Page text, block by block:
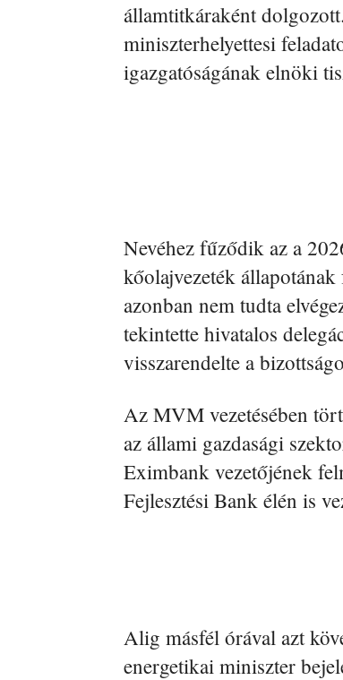
államtitkáraként
miniszterhelyettesi
igazgatóságának elnöki
Nevéhez fűződik az a
kőolajvezeték
azonban nem tudta
tekintette hivatalos
visszarendelte a
Az MVM vezetésében
az állami gazdasági
Eximbank vezetőjének
Fejlesztési Bank élén is
Alig másfél órával azt
energetikai miniszter